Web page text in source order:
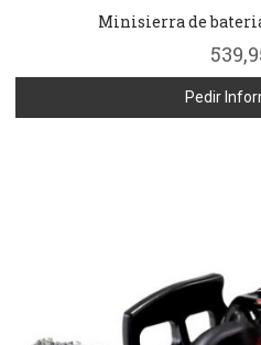
Minisierra de bateria
Pedir